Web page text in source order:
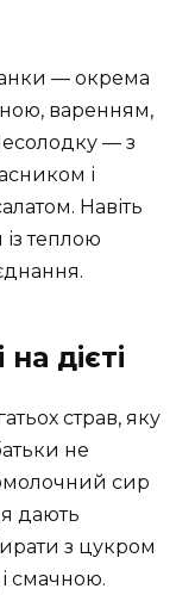
— окрема
варенням,
— з
і
Навіть
теплою
дієті
страв, яку
не
сир
дають
з цукром
смачною.